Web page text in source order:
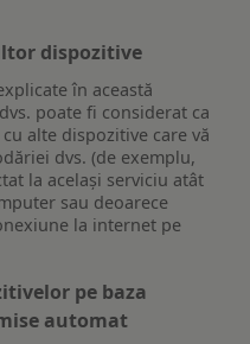
dispozitive
în această
poate fi considerat ca
alte dispozitive care vă
dvs. (de exemplu,
la același serviciu atât
sau deoarece
la internet pe
pe baza
automat